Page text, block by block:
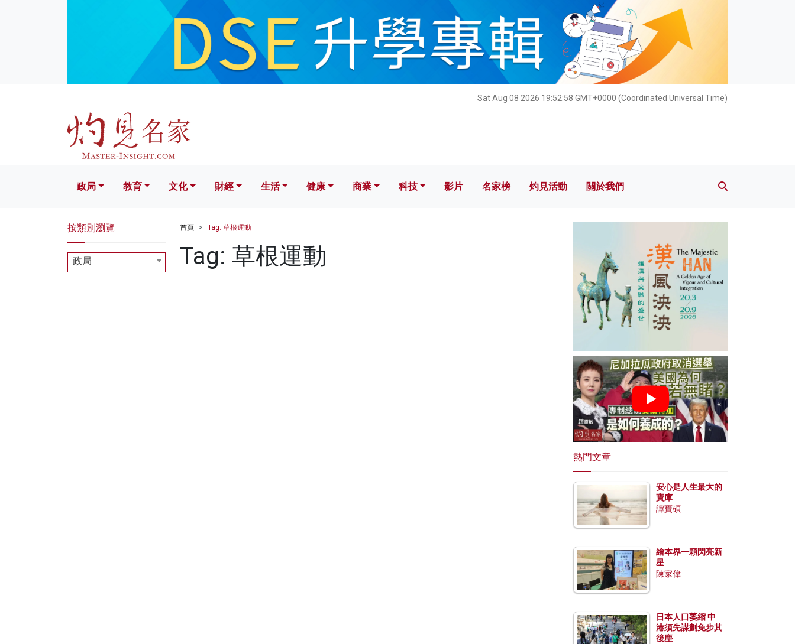
Sat Aug 08 2026 19:52:59 GMT+0000 (Coordinated Universal Time)
文化 財經 生活 健康 科技 影片 名家榜 灼見活動 關於我們
政局 教育 文化 財經 生活 健康 商業 科技 影片 名家榜 灼見活動 關於我們
首頁 Tag: 草根運動
Tag: 草根運動
按類別瀏覽
政局
熱門文章
安心是人生最大的
寶庫
譚寶碩
繪本界一顆閃亮新
星
陳家偉
日本人口萎縮 中
港須先謀劃免步其
後塵